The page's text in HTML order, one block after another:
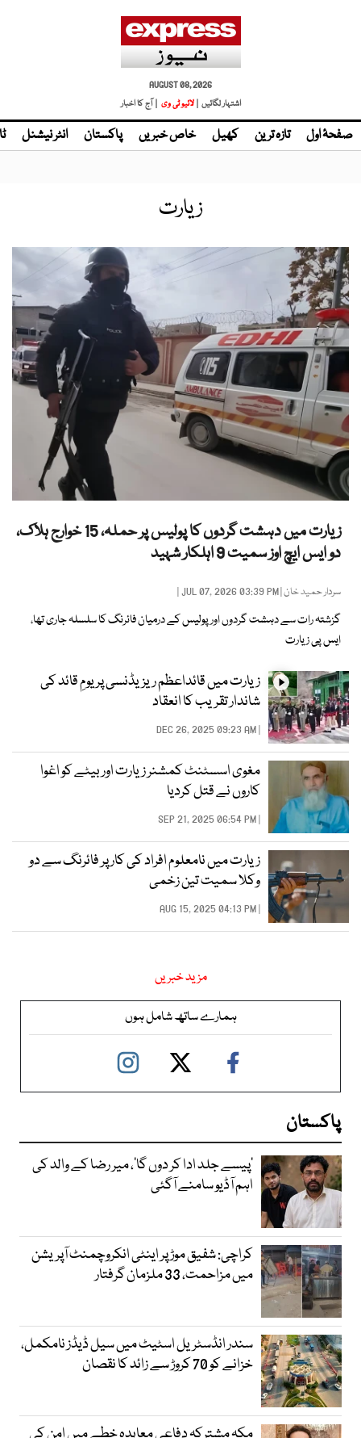
AUGUST 08, 2026
اشتہار لگائیں | لائیو ٹی وی | آج کا اخبار
صفحۂ اول تازہ ترین کھیل خاص خبریں پاکستان انٹر نیشنل
زیارت
زیارت میں دہشت گردوں کا پولیس پر حملہ، 15 خوارج ہلاک،
دو ایس ایچ اوز سمیت 9 اہلکار شہید
سردار حمید خان| JUL 07, 2026 03:39 PM |
گزشتہ رات سے دہشت گردوں اور پولیس کے درمیان فائرنگ کا سلسلہ جاری تھا،
ایس پی زیارت
زیارت میں قائداعظم ریزیڈنسی پر یومِ قائد کی
شاندار تقریب کا انعقاد
| DEC 26, 2025 09:23 AM
مغوی اسسٹنٹ کمشنر زیارت اور بیٹے کو اغوا
کاروں نے قتل کردیا
| SEP 21, 2025 06:54 PM
زیارت میں نامعلوم افراد کی کار پر فائرنگ سے دو
وکلا سمیت تین زخمی
| AUG 15, 2025 04:13 PM
مزید خبریں
ہمارے ساتھ شامل ہوں
پاکستان
’پیسے جلد ادا کر دوں گا‘، میر رضا کے والد کی
اہم آڈیو سامنے آگئی
کراچی: شفیق موڑ پر اینٹی انکروچمنٹ آپریشن
میں مزاحمت، 33 ملزمان گرفتار
سندر انڈسٹریل اسٹیٹ میں سیل ڈیڈز نامکمل،
خزانے کو 70 کروڑ سے زائد کا نقصان